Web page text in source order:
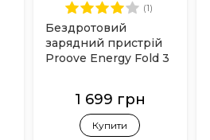
(1)
Бездротовий
зарядний пристрій
Proove Energy Fold 3
1 699 грн
Купити